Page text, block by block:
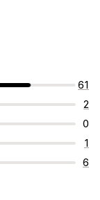
61
2
0
1
6